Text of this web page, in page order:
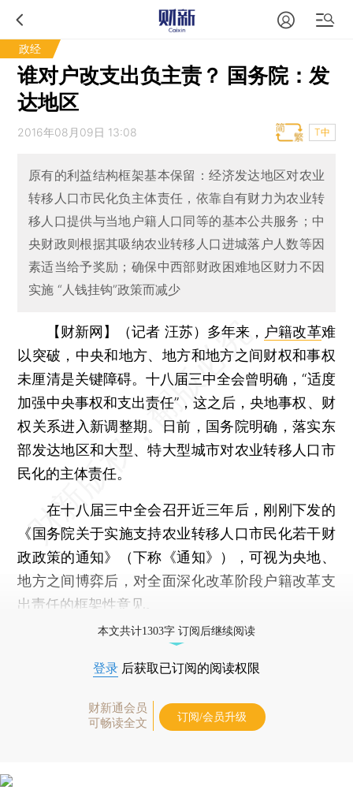
政经
谁对户改支出负主责？ 国务院：发
达地区
2016年08月09日 13:08 T中
原有的利益结构框架基本保留：经济发达地区对农业
转移人口市民化负主体责任，依靠自有财力为农业转
移人口提供与当地户籍人口同等的基本公共服务；中
央财政则根据其吸纳农业转移人口进城落户人数等因
素适当给予奖励；确保中西部财政困难地区财力不因
实施 “人钱挂钩”政策而减少
【财新网】（记者 汪苏） 多年来， 户籍改革难
以突破，中央和地方、地方和地方之间财权和事权
未厘清是关键障碍。十八届三中全会曾明确，“适度
加强中央事权和支出责任”，这之后，央地事权、财
权关系进入新调整期。日前，国务院明确，落实东
部发达地区和大型、特大型城市对农业转移人口市
民化的主体责任。
在十八届三中全会召开近三年后，刚刚下发的
《国务院关于实施支持农业转移人口市民化若干财
政政策的通知》（下称《通知》），可视为央地、
地方之间博弈后，对全面深化改革阶段户籍改革支
出责任的框架性意见。
本文共计1303字 订阅后继续阅读
登录 后获取已订阅的阅读权限
财新通会员
可畅读全文
订阅/会员升级